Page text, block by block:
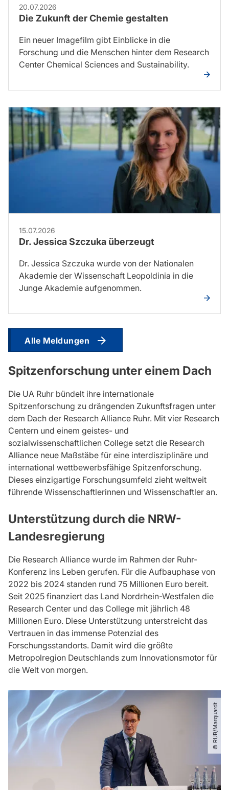
20.07.2026
Die Zukunft der Chemie gestalten
Ein neuer Imagefilm gibt Einblicke in die
Forschung und die Menschen hinter dem Research
Center Chemical Sciences and Sustainability.
15.07.2026
Dr. Jessica Szczuka überzeugt
Dr. Jessica Szczuka wurde von der Nationalen
Akademie der Wissenschaft Leopoldinia in die
Junge Akademie aufgenommen.
Alle Meldungen
Spitzenforschung unter einem Dach
Die UA Ruhr bündelt ihre internationale
Spitzenforschung zu drängenden Zukunftsfragen unter
dem Dach der Research Alliance Ruhr. Mit vier Research
Centern und einem geistes- und
sozialwissenschaftlichen College setzt die Research
Alliance neue Maßstäbe für eine interdisziplinäre und
international wettbewerbsfähige Spitzenforschung.
Dieses einzigartige Forschungsumfeld zieht weltweit
führende Wissenschaftlerinnen und Wissenschaftler an.
Unterstützung durch die NRW-
Landesregierung
Die Research Alliance wurde im Rahmen der Ruhr-
Konferenz ins Leben gerufen. Für die Aufbauphase von
2022 bis 2024 standen rund 75 Millionen Euro bereit.
Seit 2025 finanziert das Land Nordrhein-Westfalen die
Research Center und das College mit jährlich 48
Millionen Euro. Diese Unterstützung unterstreicht das
Vertrauen in das immense Potenzial des
Forschungsstandorts. Damit wird die größte
Metropolregion Deutschlands zum Innovationsmotor für
die Welt von morgen.
© RUB​/​Marquardt